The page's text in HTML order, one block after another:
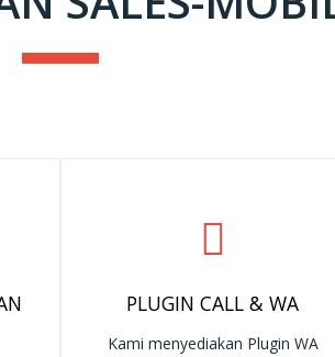
PLUGIN CALL & WA
Kami menyediakan Plugin WA